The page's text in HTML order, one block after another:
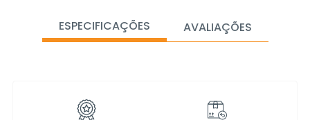
ESPECIFICAÇÕES AVALIAÇÕES